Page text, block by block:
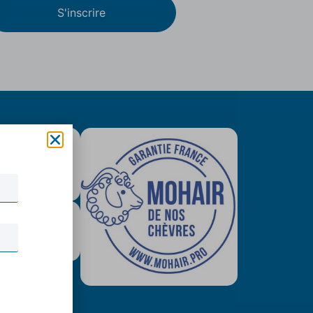
S'inscrire
& Paypal